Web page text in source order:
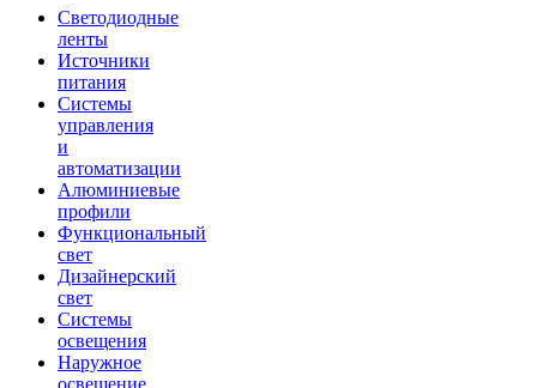
Светодиодные
ленты
Источники
питания
Системы
управления
и
автоматизации
Алюминиевые
профили
Функциональный
свет
Дизайнерский
свет
Системы
освещения
Наружное
освещение